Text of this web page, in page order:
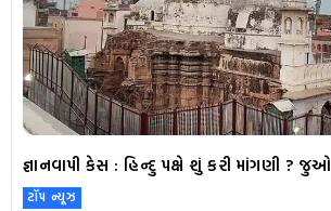
જ્ઞાનવાપી કેસ : હિન્દુ પક્ષે શું કરી માંગણી ? જુઓ
ટૉપ ન્યૂઝ